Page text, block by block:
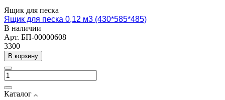
Ящик для песка
Ящик для песка 0,12 м3 (430*585*485)
В наличии
Арт. БП-00000608
3300
В корзину
Каталог